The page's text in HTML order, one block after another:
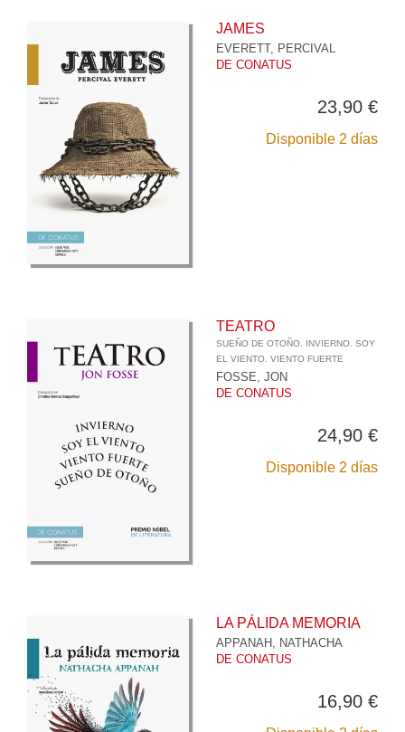
JAMES
EVERETT, PERCIVAL
DE CONATUS
23,90 €
Disponible 2 días
TEATRO
SUEÑO DE OTOÑO. INVIERNO. SOY
EL VIENTO. VIENTO FUERTE
FOSSE, JON
DE CONATUS
24,90 €
Disponible 2 días
LA PÁLIDA MEMORIA
APPANAH, NATHACHA
DE CONATUS
16,90 €